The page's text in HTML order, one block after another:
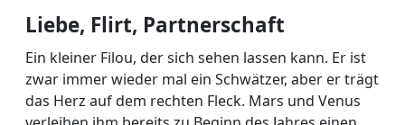
Liebe, Flirt, Partnerschaft
Ein kleiner Filou, der sich sehen lassen kann. Er ist
zwar immer wieder mal ein Schwätzer, aber er trägt
das Herz auf dem rechten Fleck. Mars und Venus